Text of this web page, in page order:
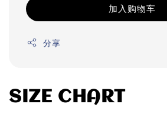
加入购物车
分享
SIZE CHART